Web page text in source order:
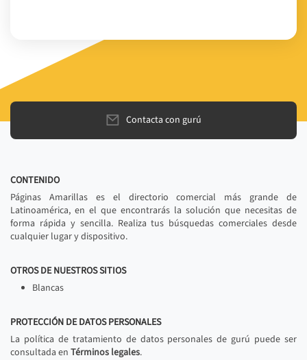
Contacta con gurú
CONTENIDO
Páginas Amarillas es el directorio comercial más grande de
Latinoamérica, en el que encontrarás la solución que necesitas de
forma rápida y sencilla. Realiza tus búsquedas comerciales desde
cualquier lugar y dispositivo.
OTROS DE NUESTROS SITIOS
Blancas
PROTECCIÓN DE DATOS PERSONALES
La política de tratamiento de datos personales de gurú puede ser
consultada en Términos legales.